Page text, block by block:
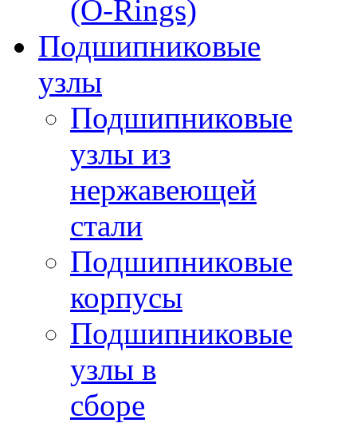
(O-Rings)
Подшипниковые
узлы
Подшипниковые
узлы из
нержавеющей
стали
Подшипниковые
корпусы
Подшипниковые
узлы в
сборе